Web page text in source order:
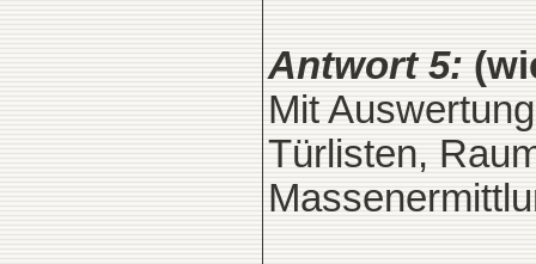
Antwort 5:
Mit
Türlisten,